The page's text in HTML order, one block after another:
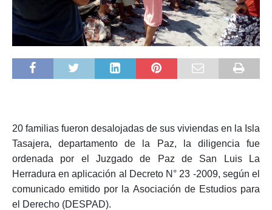
20 familias fueron desalojadas de sus viviendas en la Isla
Tasajera, departamento de la Paz, la diligencia fue
ordenada por el Juzgado de Paz de San Luis La
Herradura en aplicación al Decreto N° 23 -2009, según el
comunicado emitido por la Asociación de Estudios para
el Derecho (DESPAD).